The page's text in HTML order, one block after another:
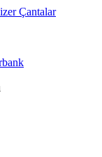
Çantalar